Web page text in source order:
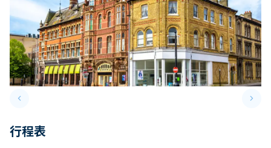
keyboard_arrow_leftPrevious slide keyboard_arrow_right
行程表